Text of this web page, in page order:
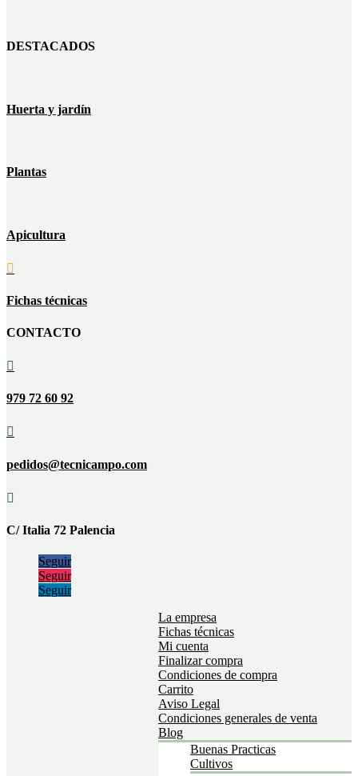
DESTACADOS
Huerta y jardín
Plantas
Apicultura

Fichas técnicas
CONTACTO

979 72 60 92

pedidos@tecnicampo.com

C/ Italia 72 Palencia
Seguir
Seguir
Seguir
La empresa
Fichas técnicas
Mi cuenta
Finalizar compra
Condiciones de compra
Carrito
Aviso Legal
Condiciones generales de venta
Blog
Buenas Practicas
Cultivos